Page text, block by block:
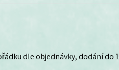
dle objednávky, dodání do